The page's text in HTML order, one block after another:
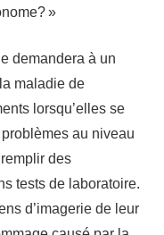
»
demandera à un
maladie de
lorsqu’elles se
au niveau
des
tests de laboratoire.
d’imagerie de leur